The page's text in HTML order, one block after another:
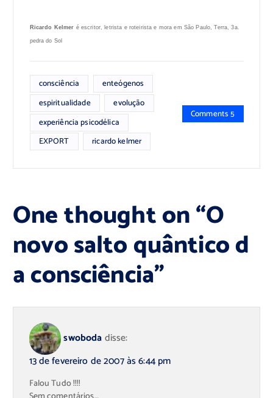
Ricardo Kelmer é escritor, letrista e roteirista e mora em São Paulo, Terra, 3a.
pedra do Sol
consciência
enteógenos
espiritualidade
evolução
experiência psicodélica
EXPORT
ricardo kelmer
Comments 5
One thought on “O
novo salto quântico d
a consciência”
swobodadisse:
13 de fevereiro de 2007 às 6:44 pm
Falou Tudo !!!!